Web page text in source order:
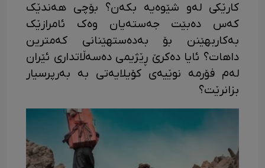
کارێکی لەو شێوەیە بکەن؟ بۆچی هەندێک
کەس دەبێت جەستەیان وەک ئامرازێک
بەکاربهێنن بۆ بەدەستهێنانی کەمترین
داهات؟ ئایا دەکرێ ڕێژیمی دەسەڵاتداری ئێران
لەم فۆرمە نوێیەی کۆیلایەتی بە بەرپرسیار
بزانرێت؟